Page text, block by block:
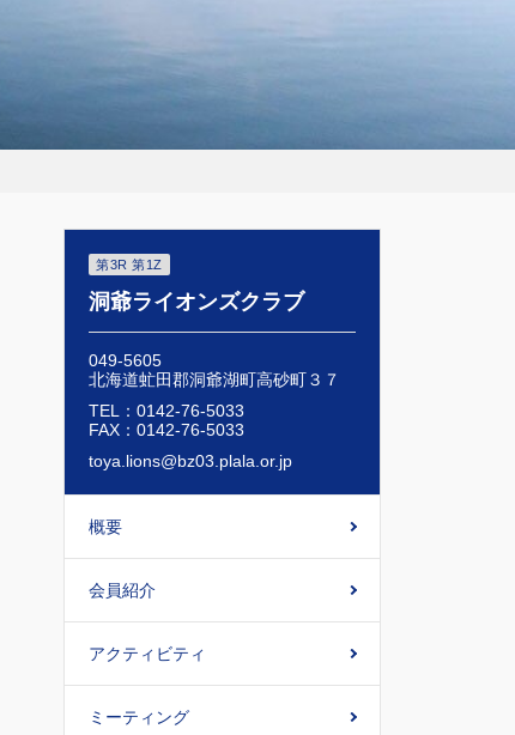
第3R 第1Z
洞爺ライオンズクラブ
049-5605
北海道虻田郡洞爺湖町高砂町３７
TEL：0142-76-5033
FAX：0142-76-5033
toya.lions@bz03.plala.or.jp
概要
会員紹介
アクティビティ
ミーティング